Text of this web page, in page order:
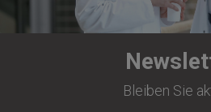
Bleiben Sie